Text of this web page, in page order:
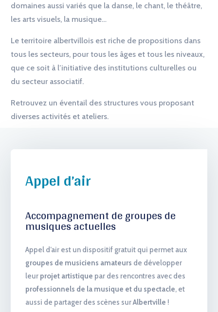
domaines aussi variés que la danse, le chant, le théâtre,
les arts visuels, la musique…
Le territoire albertvillois est riche de propositions dans
tous les secteurs, pour tous les âges et tous les niveaux,
que ce soit à l’initiative des institutions culturelles ou
du secteur associatif.
Retrouvez un éventail des structures vous proposant
diverses activités et ateliers.
Appel d’air
Accompagnement de groupes de
musiques actuelles
Appel d’air est un dispositif gratuit qui permet aux
groupes de musiciens amateurs de développer
leur projet artistique par des rencontres avec des
professionnels de la musique et du spectacle, et
aussi de partager des scènes surAlbertville !